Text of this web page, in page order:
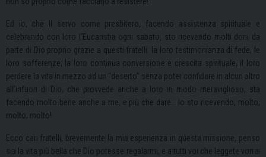
Ed io, che li servo come presbitero, facendo assistenza spirituale e
celebrando con loro l’Eucaristia ogni sabato, sto ricevendo molti doni da
parte di Dio proprio grazie a questi fratelli: la loro testimonianza di fede, le
loro sofferenze, la loro continua conversione e crescita spirituale, il loro
perdere la vita in mezzo ad un “deserto” senza poter confidare in alcun altro
all’infuori di Dio, che provvede anche a loro in modo meraviglioso, sta
facendo molto bene anche a me, e più che dare… io sto ricevendo, molto,
molto, molto!
Ecco cari fratelli, brevemente la mia esperienza in questa missione, penso
sia la vita più bella che Dio potesse regalarmi, e a tutti voi che leggete vorrei